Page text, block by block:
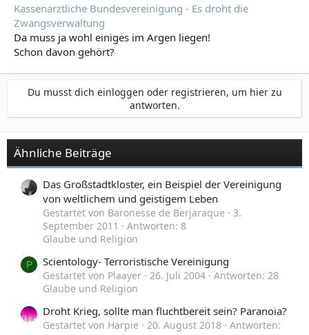
Kassenarztliche Bundesvereinigung - Es droht die
Zwangsverwaltung
Da muss ja wohl einiges im Argen liegen!
Schon davon gehört?
Du musst dich einloggen oder registrieren, um hier zu
antworten.
Ähnliche Beiträge
Das Großstadtkloster, ein Beispiel der Vereinigung
von weltlichem und geistigem Leben
Gestartet von Baronesse de Berjaraque
3.
September 2011
Antworten: 8
Glaube und Religion
P Scientology- Terroristische Vereinigung
Gestartet von Plaayer 26. Juli 2004
Antworten: 28
Glaube und Religion
Droht Krieg, sollte man fluchtbereit sein? Paranoia?
Gestartet von Harpie 20. August 2018
Antworten: